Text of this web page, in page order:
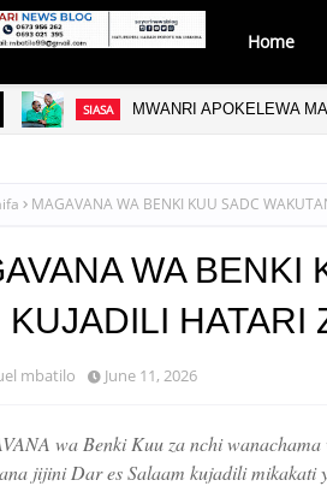
Home
SIASA MWANRI APOKELEWA
MAGAVANA WA BENKI KUU SADC
WA BENKI
KUJADILI HATARI
mbatilo June 11, 2026
wa Benki Kuu za nchi
jijini Dar es Salaam kujadili mikakati